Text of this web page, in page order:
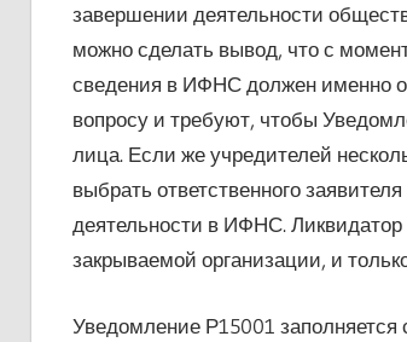
завершении деятельности
можно сделать вывод, что с
сведения в ИФНС должен именно
вопросу и требуют, чтобы
лица. Если же учредителей
выбрать ответственного
деятельности в ИФНС. Ликвидатор
закрываемой организации, и
Уведомление Р15001